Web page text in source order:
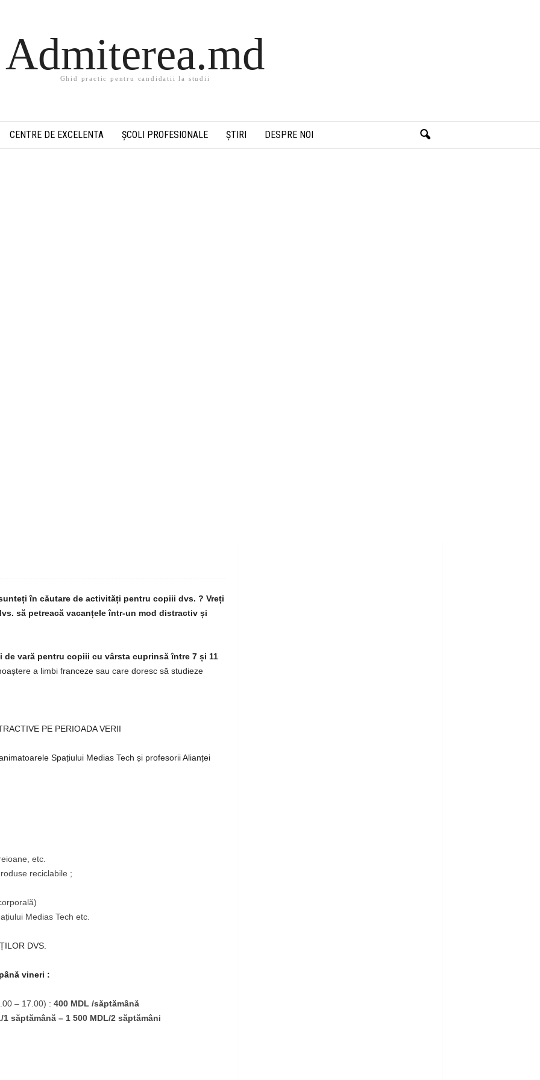
Admiterea.md
Ghid practic pentru candidatii la studii
CENTRE DE EXCELENTA ȘCOLI PROFESIONALE ȘTIRI DESPRE NOI
în căutare de activități pentru copiii dvs. ? Vreți
să petreacă vacanțele într-un mod distractiv și
de vară pentru copiii cu vârsta cuprinsă între 7 și 11
a limbi franceze sau care doresc să studieze
PE PERIOADA VERII
Spațiului Medias Tech și profesorii Alianței
etc.
reciclabile ;
Medias Tech etc.
DVS.
vineri :
– 17.00) : 400 MDL /săptămână
1 săptămână – 1 500 MDL/2 săptămâni